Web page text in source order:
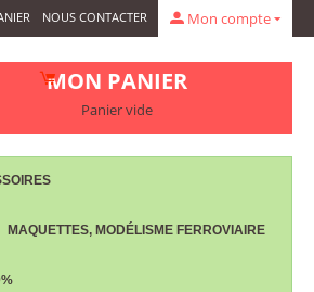
Mon compte
NOUS CONTACTER
MON PANIER
Panier vide
MAQUETTES, MODÉLISME FERROVIAIRE